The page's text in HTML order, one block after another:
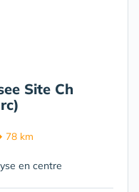
Site Ch
78 km
en centre